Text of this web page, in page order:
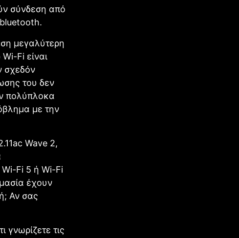
σύνδεση από
μεγαλύτερη
Fi είναι
σχεδόν
του δεν
πολύπλοκα
με την
Wave 2,
Fi 5 ή Wi-Fi
έχουν
Αν σας
τις